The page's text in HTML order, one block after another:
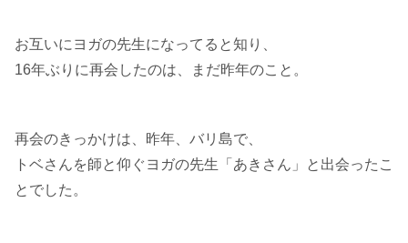
お互いにヨガの先生になってると知り、
16年ぶりに再会したのは、まだ昨年のこと。
再会のきっかけは、昨年、バリ島で、
トベさんを師と仰ぐヨガの先生「あきさん」と出会ったこ
とでした。